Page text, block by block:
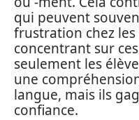
qui peuvent
frustration chez les
concentrant sur
seulement les
une
langue, mais ils
confiance.